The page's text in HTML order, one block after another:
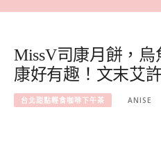
MissV司康月餅，
康好有趣！文末艾
台北甜點輕食咖啡下午茶 ANISE